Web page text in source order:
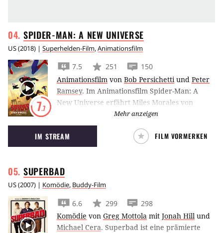
SPIDER-MAN: A NEW UNIVERSE
US(2018) | Superhelden-Film,Animationsfilm
7.7
7.5 251
150
Animationsfilm von Bob Persichetti und Peter
Ramsey. Im Animationsfilm Spider-Man: A
New Universe erfährt Miles Morales von
Superhelden-Paralleluniversen und entdeckt,
dass er im sogenannten Spider-Verse nicht der
einzige Held im Spinnenanzug ist.
Mehr anzeigen
IM STREAM FILM VORMERKEN
SUPERBAD
US(2007) | Komödie, Buddy-Film
6.6 299
298
Komödie von Greg Mottola mit Jonah Hill und
Michael Cera. Superbad ist eine prämierte